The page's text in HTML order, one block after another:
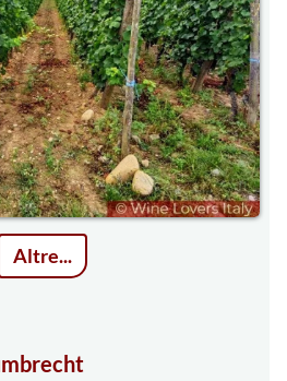
Altre...